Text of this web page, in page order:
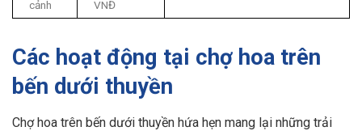
cảnh VNĐ
Các hoạt động tại chợ hoa trên
bến dưới thuyền
Chợ hoa trên bến dưới thuyền​ hứa hẹn mang lại những trải